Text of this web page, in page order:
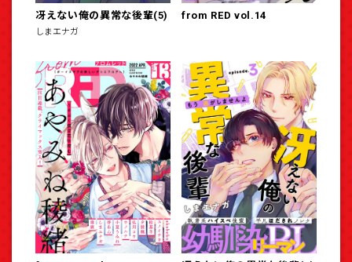
冴えない俺の異常な後輩(5)
しまエナガ
from RED vol.14